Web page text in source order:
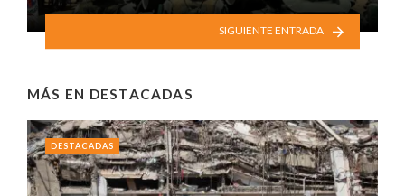
SIGUIENTE ENTRADA
MÁS EN DESTACADAS
DESTACADAS